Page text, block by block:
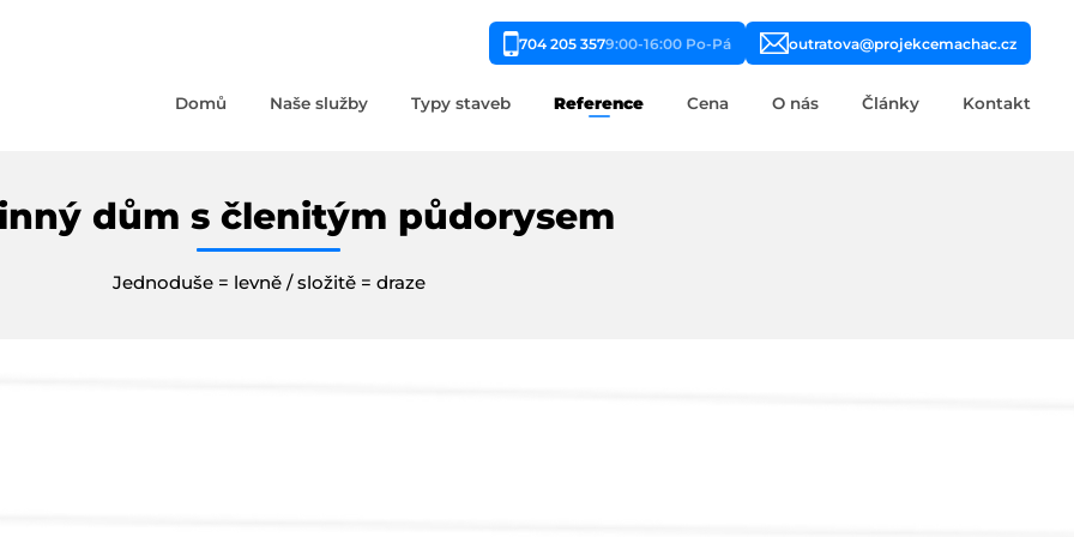
704 205 3579:00-16:00 Po-Pá outratova@projekcemachac.cz
Domů Naše služby Typy staveb Reference Cena O nás Články Kontakt
dům s členitým půdorysem
Jednoduše = levně / složitě = draze